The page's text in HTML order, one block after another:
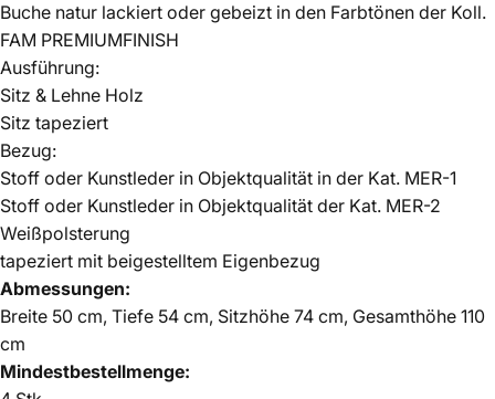
Buche natur lackiert oder gebeizt in den Farbtönen der Koll.
FAM PREMIUMFINISH
Ausführung:
Sitz & Lehne Holz
Sitz tapeziert
Bezug:
Stoff oder Kunstleder in Objektqualität in der Kat. MER-1
Stoff oder Kunstleder in Objektqualität der Kat. MER-2
Weißpolsterung
tapeziert mit beigestelltem Eigenbezug
Abmessungen:
Breite 50 cm, Tiefe 54 cm, Sitzhöhe 74 cm, Gesamthöhe 110
cm
Mindestbestellmenge: